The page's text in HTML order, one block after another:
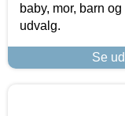
baby, mor, barn
udvalg.
Se